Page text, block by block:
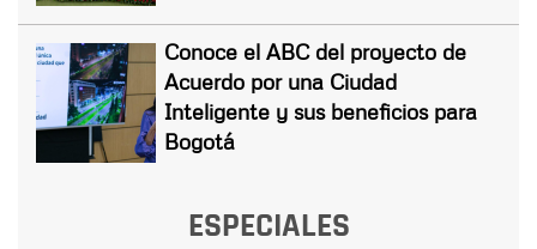
Conoce el ABC del proyecto de
Acuerdo por una Ciudad
Inteligente y sus beneficios para
Bogotá
ESPECIALES